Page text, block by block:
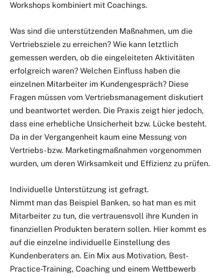
Workshops kombiniert mit Coachings.
Was sind die unterstützenden Maßnahmen, um die
Vertriebsziele zu erreichen? Wie kann letztlich
gemessen werden, ob die eingeleiteten Aktivitäten
erfolgreich waren? Welchen Einfluss haben die
einzelnen Mitarbeiter im Kundengespräch? Diese
Fragen müssen vom Vertriebsmanagement diskutiert
und beantwortet werden. Die Praxis zeigt hier jedoch,
dass eine erhebliche Unsicherheit bzw. Lücke besteht.
Da in der Vergangenheit kaum eine Messung von
Vertriebs- bzw. Marketingmaßnahmen vorgenommen
wurden, um deren Wirksamkeit und Effizienz zu prüfen.
Individuelle Unterstützung ist gefragt.
Nimmt man das Beispiel Banken, so hat man es mit
Mitarbeiter zu tun, die vertrauensvoll ihre Kunden in
finanziellen Produkten beratern sollen. Hier kommt es
auf die einzelne individuelle Einstellung des
Kundenberaters an. Ein Mix aus Motivation, Best-
Practice-Training, Coaching und einem Wettbewerb